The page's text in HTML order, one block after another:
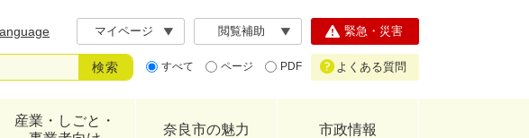
マイページ 閲覧補助
すべて ページ PDF
緊急・災害
よくある質問
産業・しごと・
奈良市の魅力 市政情報